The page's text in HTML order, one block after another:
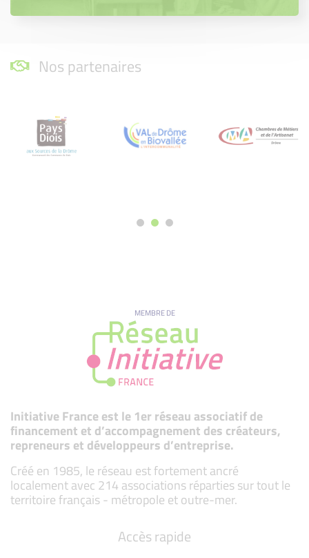
Nos partenaires
MEMBRE DE
Initiative France est le 1er réseau associatif de
financement et d’accompagnement des créateurs,
repreneurs et développeurs d’entreprise.
Créé en 1985, le réseau est fortement ancré
localement avec 214 associations réparties sur tout le
territoire français - métropole et outre-mer.
Accès rapide